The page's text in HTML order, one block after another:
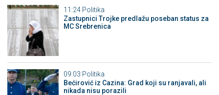
11:24 Politika
Zastupnici Trojke predlažu poseban status za
MC Srebrenica
09:03 Politika
Bećirović iz Cazina: Grad koji su ranjavali, ali
nikada nisu porazili